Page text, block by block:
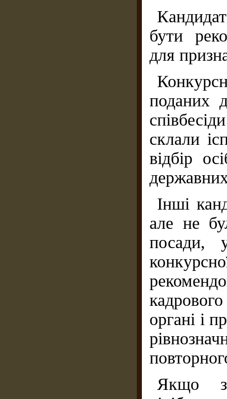
бути
для
поданих
склали
відбір
Інші
але не
посади,
органі і
Якщо